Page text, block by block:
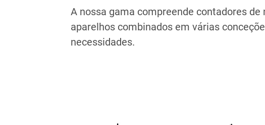
A nossa gama compreende contadores
aparelhos combinados em várias
necessidades.